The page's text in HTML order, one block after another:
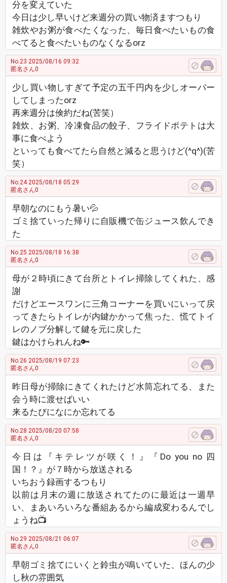
分を変えていた
今日は少し早いけど来週分の買い物済ますつもり
雑炊やお粥が食べたくなった、毎日食べたいもの食
べてると食べたいものなくなるоrz
No.23 2025/08/16 09:32
匿名さん0
少し買い物しすぎて予定の五千円内を少しオーバー
してしまったоrz
再来週分は倹約だね(苦笑）
雑炊、お粥、冷凍食品の餃子、フライドポテトは大
事に食べよう
といっても食べてたら自然と減ると思うけど(^q^)(苦
笑）
No.242025/08/18 05:29
匿名さん0
早朝なのにもう暑い💦
ゴミ捨ていった帰りに自販機で缶ジュース飲んでき
た
No.25 2025/08/18 16:38
匿名さん0
母が２時頃にきて台所とトイレ掃除してくれた、感
謝
だけどエースワンに三角コーナーを買いにいって戻
ってきたらトイレが内鍵かかって焦った、慌てトイ
レのノブ分解して鍵を元に戻した
鍵はかけられんね🔑
No.26 2025/08/19 07:23
匿名さん0
昨日母が掃除にきてくれたけど水筒忘れてる、また
会う時に渡せばいい
来るたびになにか忘れてる
No.28 2025/08/20 07:58
匿名さん0
今日は『キテレツが咲く！』『Do you no 四
国！？』が７時から放送される
いちおう録画するつもり
以前は月末の週に放送されてたのに最近は一週早
い、まあいろいろな番組あるから編成変わるんでし
ょうね📺️
No.29 2025/08/21 06:07
匿名さん0
早朝ゴミ捨てにいくと鈴虫が鳴いていた、ほんの少
し秋の雰囲気